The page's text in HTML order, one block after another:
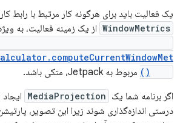
یک فعالیت باید برای هرگونه کار مرتبط با رابط
WindowMetrics از یک زمینه فعالیت، به
مربوط به Jetpack، متکی باشد.
اگر برنامه شما یک MediaProjection
درستی اندازه‌گذاری شوند زیرا این تصویر،